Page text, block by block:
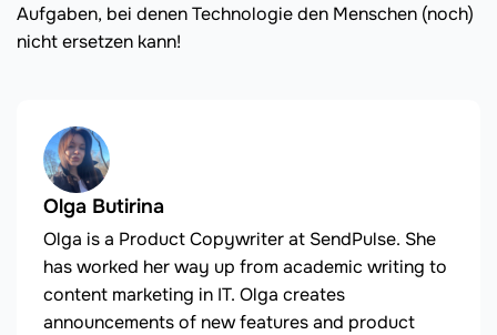
Aufgaben, bei denen Technologie den Menschen (noch)
nicht ersetzen kann!
Olga Butirina
Olga is a Product Copywriter at SendPulse. She
has worked her way up from academic writing to
content marketing in IT. Olga creates
announcements of new features and product